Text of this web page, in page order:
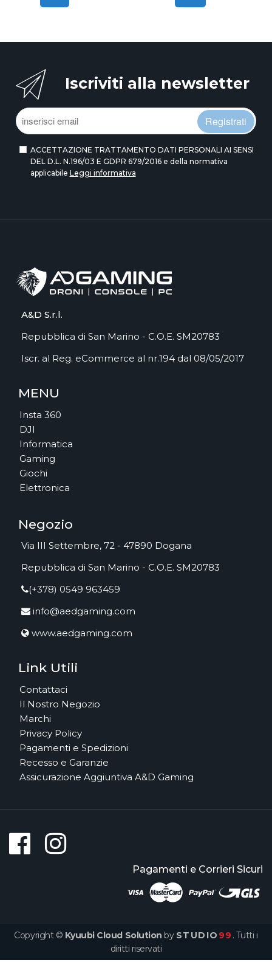
Iscriviti alla newsletter
Registrati
ACCETTAZIONE TRATTAMENTO DATI PERSONALI AI SENSI
DEL D.L. N.196/03 E GDPR 679/2016 e della normativa
applicabile Leggi informativa
A&D S.r.l.
Repubblica di San Marino - C.O.E. SM20783
Iscr. al Reg. eCommerce al nr.194 dal 08/05/2017
MENU
Insta 360
DJI
Informatica
Gaming
Giochi
Elettronica
Negozio
Via III Settembre, 72 - 47890 Dogana
Repubblica di San Marino - C.O.E. SM20783
(+378) 0549 963459
info@aedgaming.com
www.aedgaming.com
Link Utili
Contattaci
Il Nostro Negozio
Marchi
Privacy Policy
Pagamenti e Spedizioni
Recesso e Garanzie
Assicurazione Aggiuntiva A&D Gaming
Pagamenti e Corrieri Sicuri
Copyright © Kyuubi Cloud Solution by STUDIO 99 . Tutti i
diritti riservati